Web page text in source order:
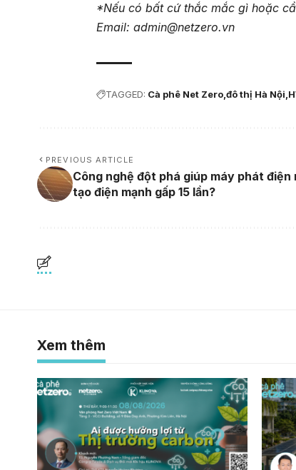
*Nếu có bất cứ thắc mắc gì hoặc
Email:admin@netzero.vn
TAGGED: Cà phê Net Zero đô thị Hà Nội
PREVIOUS ARTICLE
Công nghệ đột phá giúp máy phát điện
tạo điện mạnh gấp 15 lần?
Xem thêm